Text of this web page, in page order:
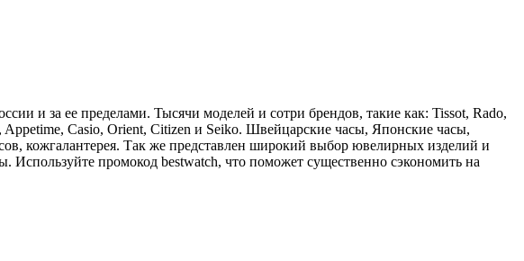
и за ее пределами. Тысячи моделей и сотри брендов, такие как: Tissot, Rado,
Casio, Orient, Citizen и Seiko. Швейцарские часы, Японские часы,
кожгалантерея. Так же представлен широкий выбор ювелирных изделий и
промокод bestwatch, что поможет существенно сэкономить на